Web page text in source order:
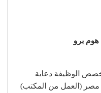
برو
الوظيفة دعاية
مصر (العمل من المكتب)